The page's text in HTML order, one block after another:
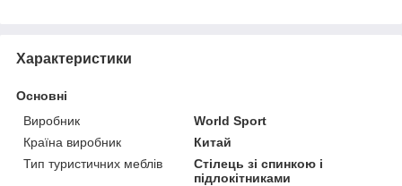
Характеристики
Основні
Виробник
World Sport
Країна виробник
Китай
Тип туристичних меблів
Стілець зі спинкою і
підлокітниками